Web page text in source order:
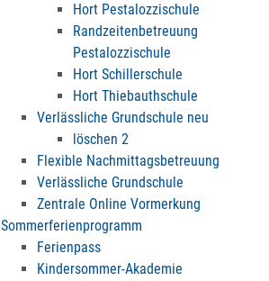
Hort Pestalozzischule
Randzeitenbetreuung
Pestalozzischule
Hort Schillerschule
Hort Thiebauthschule
Verlässliche Grundschule neu
löschen 2
Flexible Nachmittagsbetreuung
Verlässliche Grundschule
Zentrale Online Vormerkung
Sommerferienprogramm
Ferienpass
Kindersommer-Akademie